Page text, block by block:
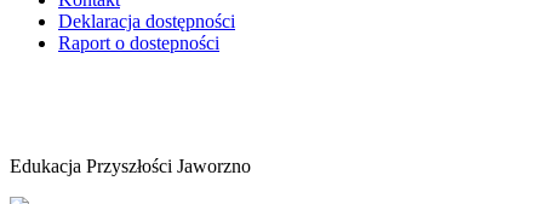
Deklaracja dostępności
Raport o dostepności
Edukacja Przyszłości Jaworzno